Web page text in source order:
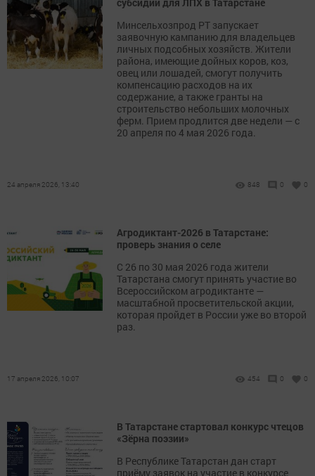
Минсельхозпрод РТ запускает
заявочную кампанию для владельцев
личных подсобных хозяйств. Жители
района, имеющие дойных коров, коз,
овец или лошадей, смогут получить
компенсацию расходов на их
содержание, а также гранты на
строительство небольших молочных
ферм. Прием продлится две недели — с
20 апреля по 4 мая 2026 года.
24 апреля 2026, 13:40 848 0 0
Агродиктант-2026 в Татарстане:
проверь знания о селе
С 26 по 30 мая 2026 года жители
Татарстана смогут принять участие во
Всероссийском агродиктанте —
масштабной просветительской акции,
которая пройдет в России уже во второй
раз.
17 апреля 2026, 10:07 454 0 0
В Татарстане стартовал конкурс чтецов
«Зёрна поэзии»
В Республике Татарстан дан старт
приёму заявок на участие в конкурсе